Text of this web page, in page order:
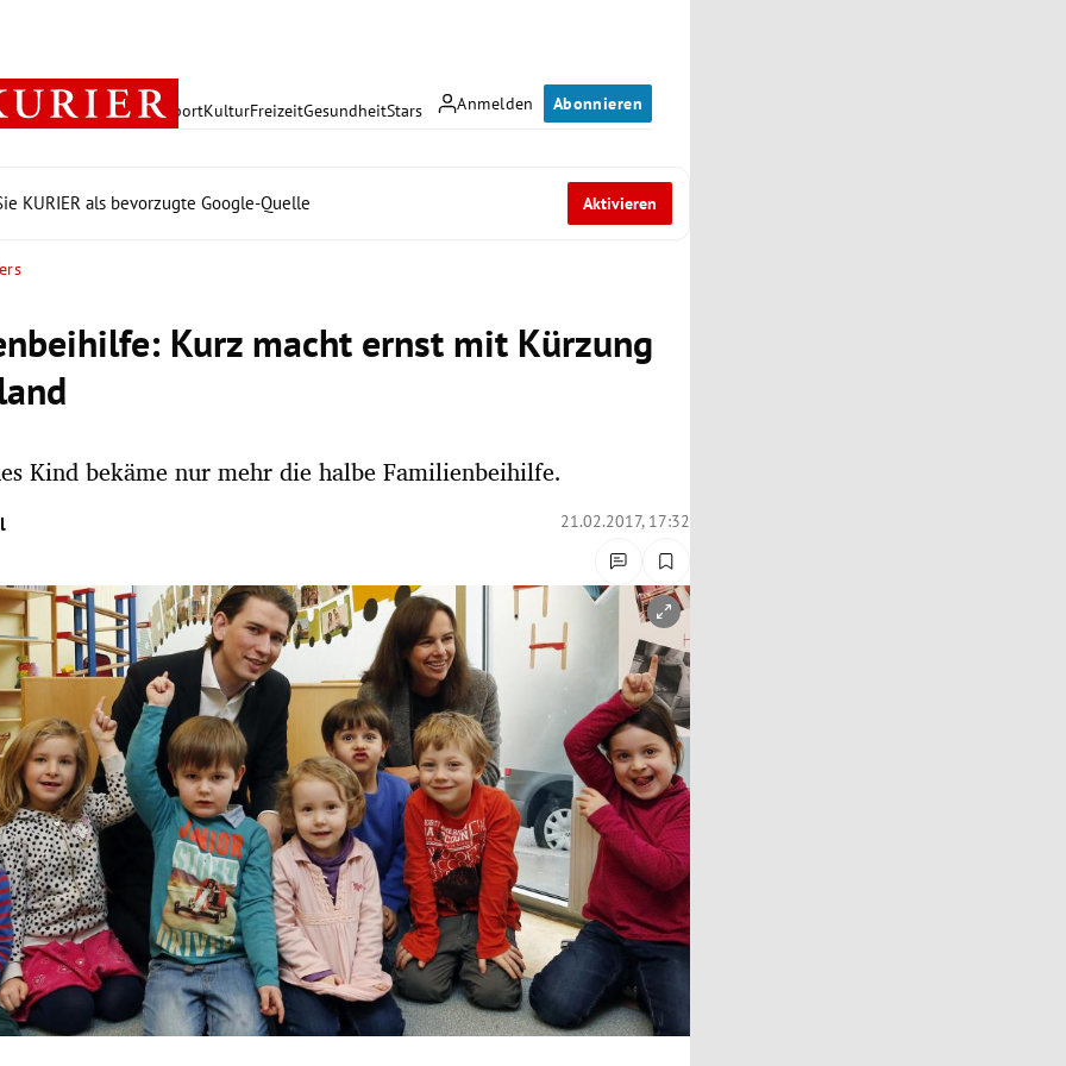
Anmelden Abonnieren
PolitikWirtschaft SportKulturFreizeitGesundheitStars
KURIER als bevorzugte Google-Quelle Aktivieren
Kurz macht ernst mit Kürzung
Kind bekäme nur mehr die halbe Familienbeihilfe.
21.02.2017, 17:32
öffnen/schließen